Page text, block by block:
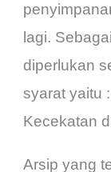
lagi.
diperlukan
syarat yaitu
Kecekatan
Arsip yang